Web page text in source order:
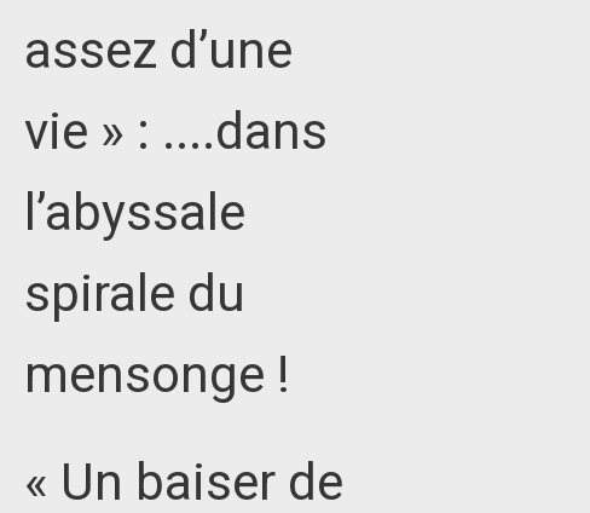
assez d’une
vie » : ....dans
l’abyssale
spirale du
mensonge !
« Un baiser de